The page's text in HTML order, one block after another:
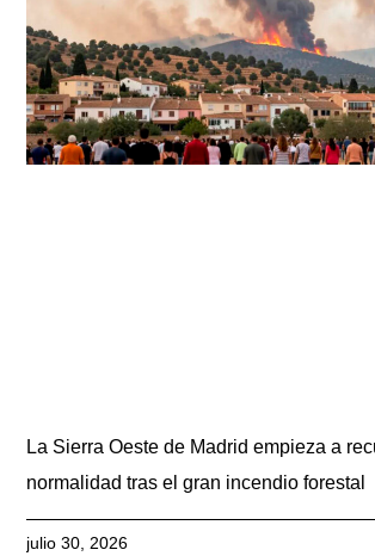
La Sierra Oeste de Madrid empieza a
normalidad tras el gran incendio forestal
julio 30, 2026